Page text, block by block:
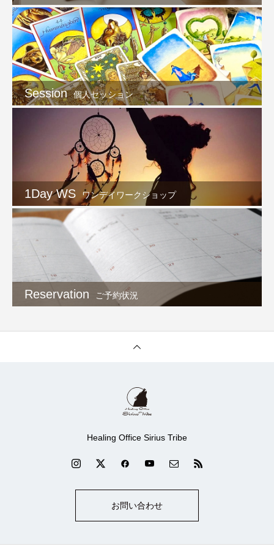
Session 個人セッション
1Day WS ワンデイワークショップ
Reservation ご予約状況
Healing Office Sirius Tribe
お問い合わせ